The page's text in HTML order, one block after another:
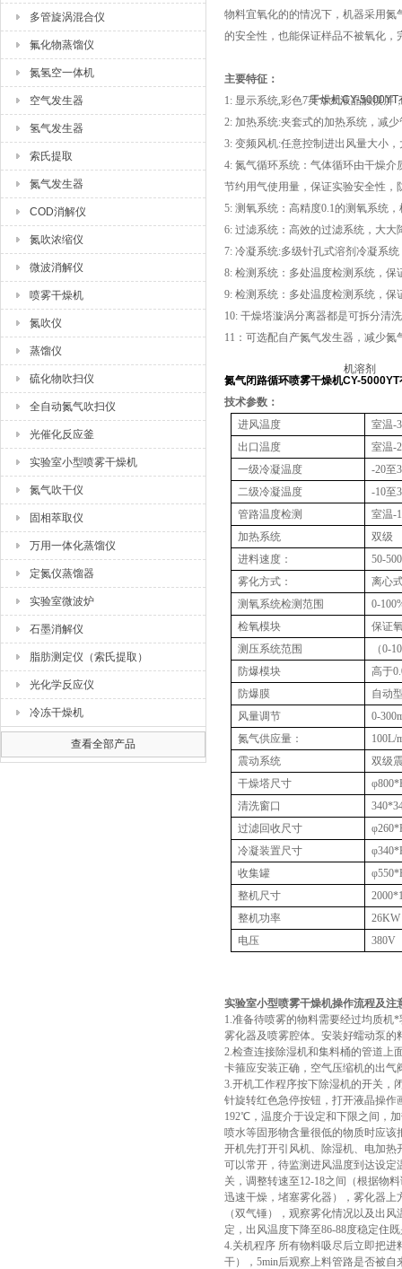
多管旋涡混合仪
氟化物蒸馏仪
氮氢空一体机
空气发生器
氢气发生器
索氏提取
氮气发生器
COD消解仪
氮吹浓缩仪
微波消解仪
喷雾干燥机
氮吹仪
蒸馏仪
硫化物吹扫仪
全自动氮气吹扫仪
光催化反应釜
实验室小型喷雾干燥机
氮气吹干仪
固相萃取仪
万用一体化蒸馏仪
定氮仪蒸馏器
实验室微波炉
石墨消解仪
脂肪测定仪（索氏提取）
光化学反应仪
冷冻干燥机
查看全部产品
物料宜氧化的的情况下，机器采用
的安全性，也能保证样品不被氧化，
主要特征：
1: 显示系统,彩色7英寸大液晶触摸屏
2: 加热系统:夹套式的加热系统，减
3: 变频风机:任意控制进出风量大小
4: 氮气循环系统：气体循环由干燥
节约用气使用量，保证实验安全性，
5: 测氧系统：高精度0.1的测氧系统
6: 过滤系统：高效的过滤系统，大大
7: 冷凝系统:多级针孔式溶剂冷凝系
8: 检测系统：多处温度检测系统，
9: 检测系统：多处温度检测系统，
10: 干燥塔漩涡分离器都是可拆分清
11：可选配自产氮气发生器，减少氮
氮气闭路循环喷雾干燥机CY-5000YT
技术参数：
进风温度
室温-
出口温度
室温-
一级冷凝温度
-20至
二级冷凝温度
-10至
管路温度检测
室温-
加热系统
双级
进料速度：
50-
雾化方式：
离心
测氧系统检测范围
0-
检氧模块
保证
测压系统范围
（0-
防爆模块
高于
防爆膜
自动
风量调节
0-
氮气供应量：
100L/
震动系统
双级
干燥塔尺寸
清洗窗口
过滤回收尺寸
冷凝装置尺寸
收集罐
整机尺寸
整机功率
电压
380V
实验室小型喷雾干燥机操作流程及注
1.准备待喷雾的物料需要经过均质机
雾化器及喷雾腔体。安装好蠕动泵
2.检查连接除湿机和集料桶的管道上
卡箍应安装正确，空气压缩机的出
3.开机工作程序按下除湿机的开关，
针旋转红色急停按钮，打开液晶操
192℃，温度介于设定和下限之间，
喷水等固形物含量很低的物质时应
开机先打开引风机、除湿机、电加
可以常开，待监测进风温度到达设定
关，调整转速至12-18之间（根据物
迅速干燥，堵塞雾化器），雾化器
（双气锤），观察雾化情况以及出
定，出风温度下降至86-88度稳定住
4.关机程序 所有物料吸尽后立即把
干），5min后观察上料管路是否被